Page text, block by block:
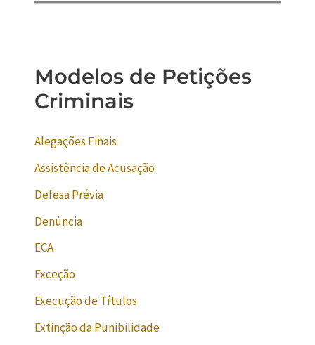
Modelos de Petições
Criminais
Alegações Finais
Assistência de Acusação
Defesa Prévia
Denúncia
ECA
Exceção
Execução de Títulos
Extinção da Punibilidade